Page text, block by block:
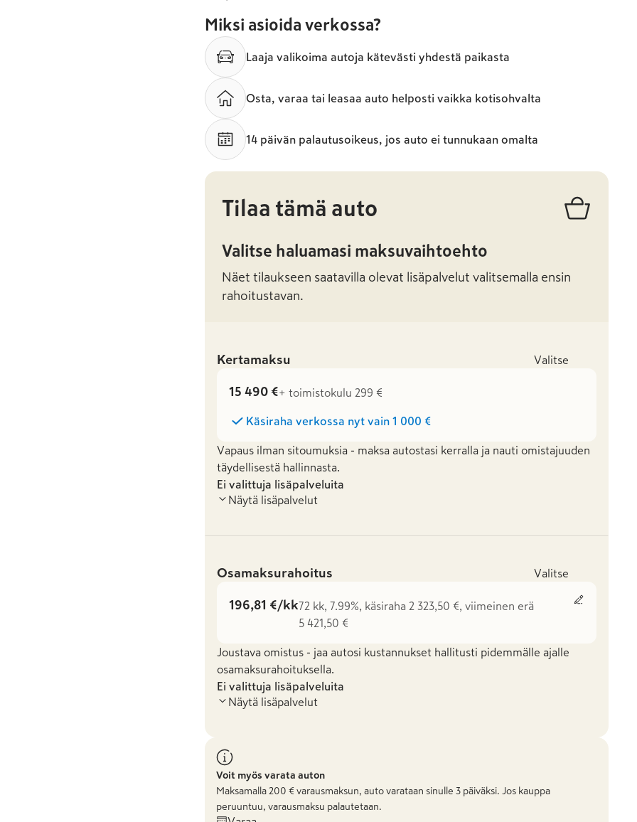
Miksi asioida verkossa?
Laaja valikoima autoja kätevästi yhdestä paikasta
Osta, varaa tai leasaa auto helposti vaikka kotisohvalta
14 päivän palautusoikeus, jos auto ei tunnukaan omalta
Tilaa tämä auto
Valitse haluamasi maksuvaihtoehto
Näet tilaukseen saatavilla olevat lisäpalvelut valitsemalla ensin
rahoitustavan.
Kertamaksu Valitse
15 490 €+ toimistokulu 299 €
Käsiraha verkossa nyt vain 1 000 €
Vapaus ilman sitoumuksia - maksa autostasi kerralla ja nauti omistajuuden
täydellisestä hallinnasta.
Ei valittuja lisäpalveluita
Näytä lisäpalvelut
Osamaksurahoitus Valitse
196,81 €/kk72 kk, 7.99%, käsiraha 2 323,50 €, viimeinen erä
5 421,50 €
Joustava omistus - jaa autosi kustannukset hallitusti pidemmälle ajalle
osamaksurahoituksella.
Ei valittuja lisäpalveluita
Näytä lisäpalvelut
Voit myös varata auton
Maksamalla 200 € varausmaksun, auto varataan sinulle 3 päiväksi. Jos kauppa
peruuntuu, varausmaksu palautetaan.